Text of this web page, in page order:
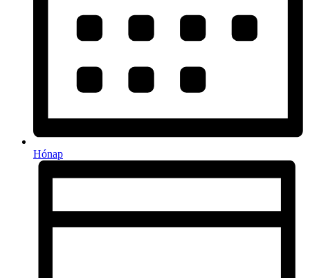
Hónap